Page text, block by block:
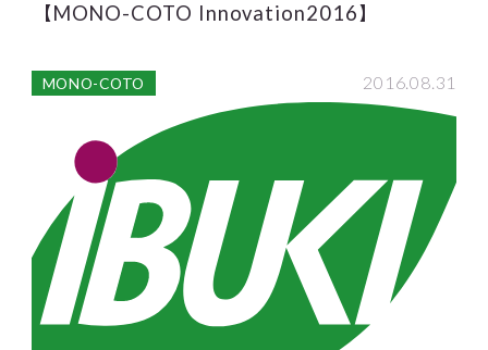
【MONO-COTO Innovation2016】
MONO-COTO 2016.08.31